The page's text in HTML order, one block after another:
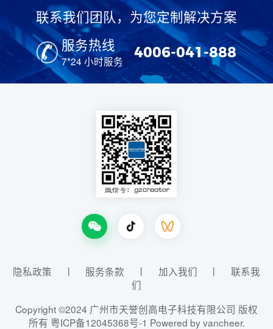
联系我们团队，为您定制解决方案
服务热线
7*24 小时服务 4006-041-888
隐私政策 丨 服务条款 丨 加入我们 丨
联系我
们
Copyright ©2024 广州市天誉创高电子科技有限公司 版权
所有 粤ICP备12045368号-1 Powered by vancheer.